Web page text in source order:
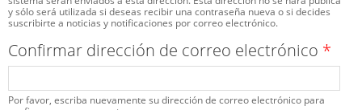
y sólo será utilizada si deseas recibir una contraseña nueva o si decides
suscribirte a noticias y notificaciones por correo electrónico.
Confirmar dirección de correo electrónico *
Por favor, escriba nuevamente su dirección de correo electrónico para